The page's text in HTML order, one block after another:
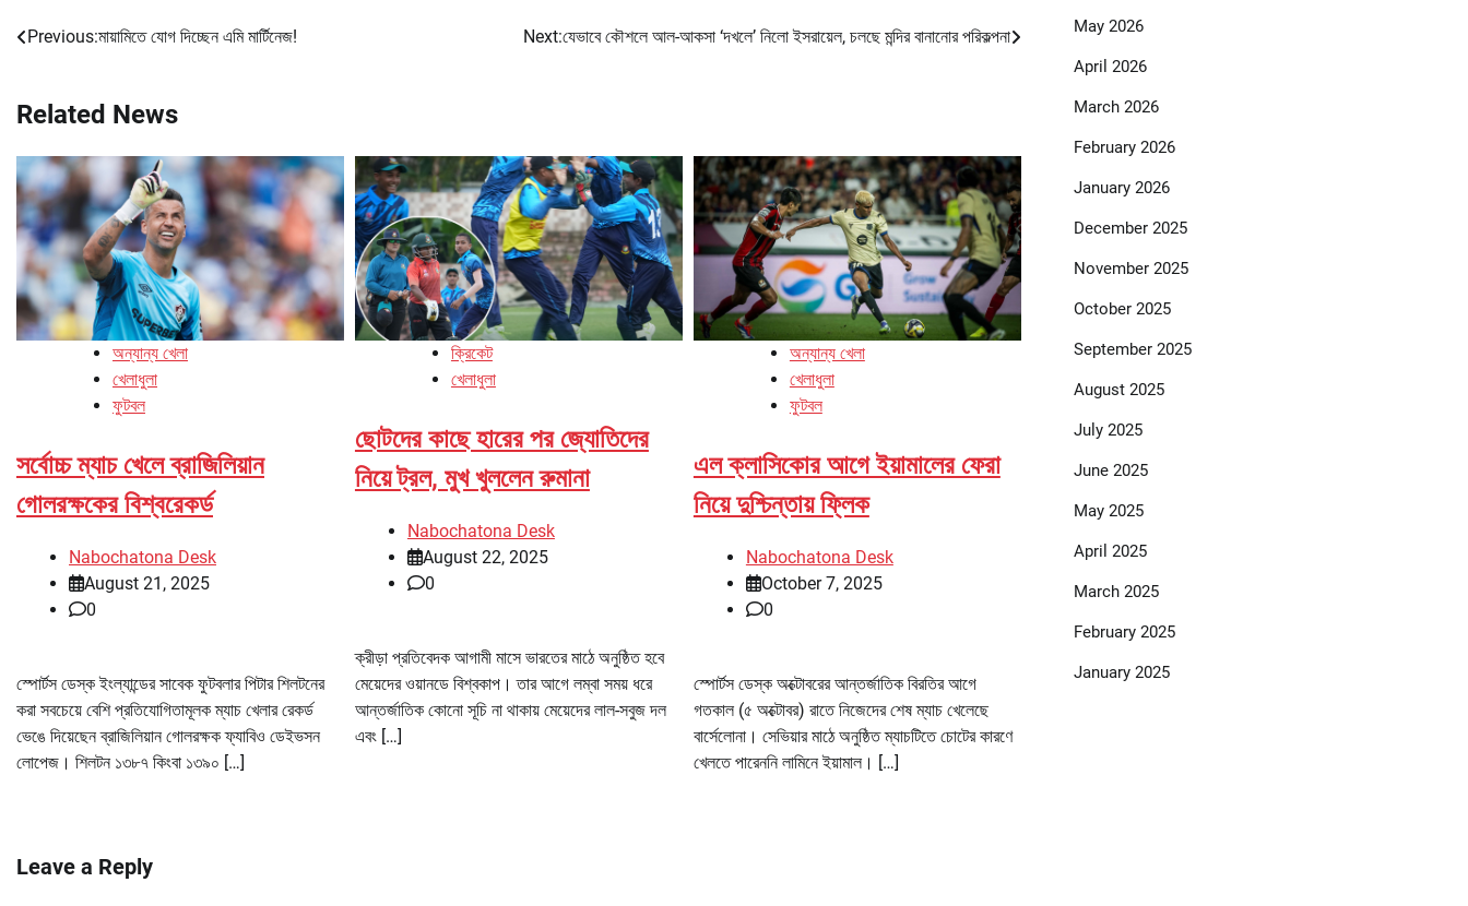
Post
Previous:মায়ামিতে যোগ দিচ্ছেন এমি মার্টিনেজ! Next:যেভাবে কৌশলে আল-আকসা ‘দখলে’ নিলো ইসরায়েল, চলছে মন্দির বানানোর পরিকল্পনা
Related News
অন্যান্য খেলা
খেলাধুলা
ফুটবল
সর্বোচ্চ ম্যাচ খেলে ব্রাজিলিয়ান
গোলরক্ষকের বিশ্বরেকর্ড
Nabochatona Desk
August 21, 2025
0
স্পোর্টস ডেস্ক ইংল্যান্ডের সাবেক ফুটবলার পিটার শিলটনের
করা সবচেয়ে বেশি প্রতিযোগিতামূলক ম্যাচ খেলার রেকর্ড
ভেঙে দিয়েছেন ব্রাজিলিয়ান গোলরক্ষক ফ্যাবিও ডেইভসন
লোপেজ। শিলটন ১৩৮৭ কিংবা ১৩৯০ […]
ক্রিকেট
খেলাধুলা
ছোটদের কাছে হারের পর জ্যোতিদের
নিয়ে ট্রল, মুখ খুললেন রুমানা
Nabochatona Desk
August 22, 2025
0
ক্রীড়া প্রতিবেদক আগামী মাসে ভারতের মাঠে অনুষ্ঠিত হবে
মেয়েদের ওয়ানডে বিশ্বকাপ। তার আগে লম্বা সময় ধরে
আন্তর্জাতিক কোনো সূচি না থাকায় মেয়েদের লাল-সবুজ দল
এবং […]
অন্যান্য খেলা
খেলাধুলা
ফুটবল
এল ক্লাসিকোর আগে ইয়ামালের ফেরা
নিয়ে দুশ্চিন্তায় ফ্লিক
Nabochatona Desk
October 7, 2025
0
স্পোর্টস ডেস্ক অক্টোবরের আন্তর্জাতিক বিরতির আগে
গতকাল (৫ অক্টোবর) রাতে নিজেদের শেষ ম্যাচ খেলেছে
বার্সেলোনা। সেভিয়ার মাঠে অনুষ্ঠিত ম্যাচটিতে চোটের কারণে
খেলতে পারেননি লামিনে ইয়ামাল। […]
Leave a Reply
May 2026
April 2026
March 2026
February 2026
January 2026
December 2025
November 2025
October 2025
September 2025
August 2025
July 2025
June 2025
May 2025
April 2025
March 2025
February 2025
January 2025